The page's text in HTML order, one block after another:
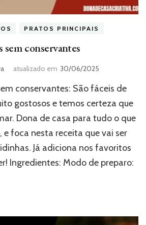
PRATOS PRINCIPAIS
conservantes
atualizado em 30/06/2025
conservantes: São fáceis de
gostosos e temos certeza que
Dona de casa para tudo o que
foca nesta receita que vai ser
Já adiciona nos favoritos
Ingredientes: Modo de preparo: